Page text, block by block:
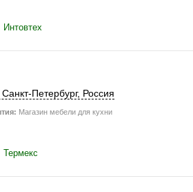
Интовтех
Санкт-Петербург, Россия
Магазин мебели для кухни
Термекс